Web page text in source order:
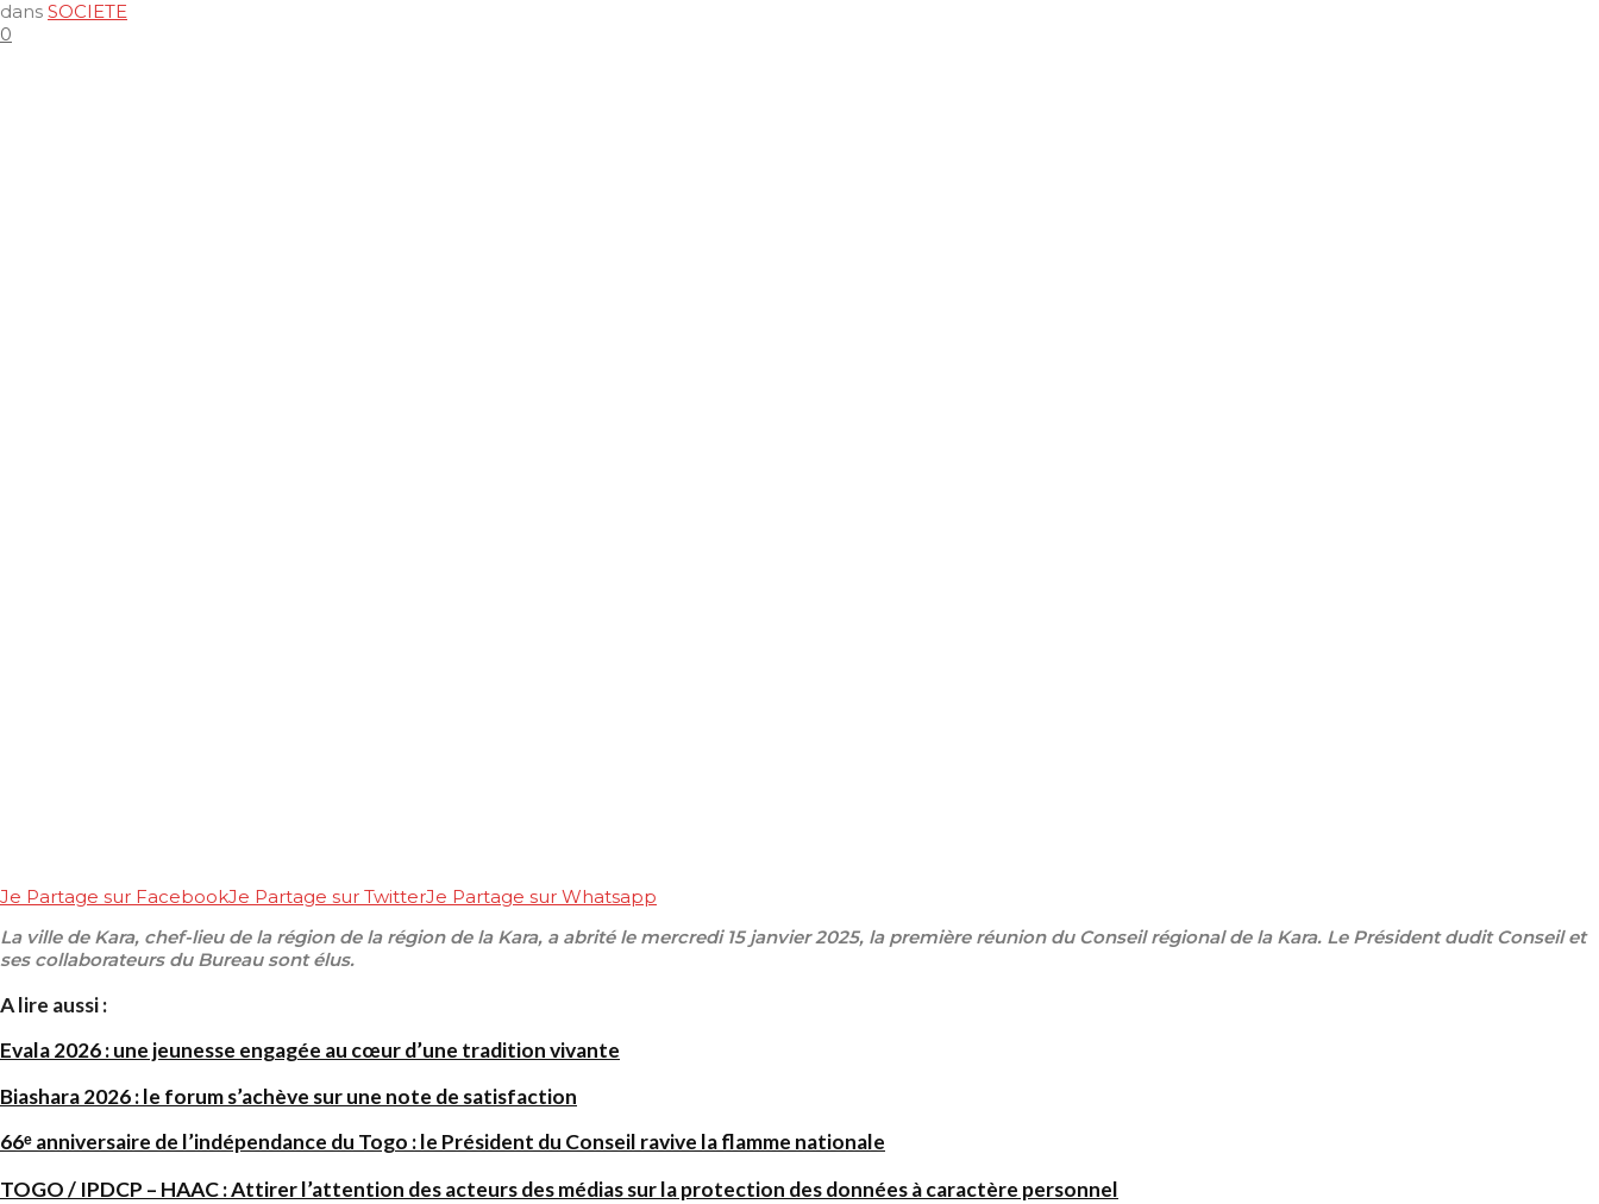
dans SOCIETE
0
Je Partage sur FacebookJe Partage sur TwitterJe Partage sur Whatsapp
La ville de Kara, chef-lieu de la région de la région de la Kara, a abrité le mercredi 15 janvier 2025, la première réunion du Conseil régional de la Kara. Le Président dudit Conseil et
ses collaborateurs du Bureau sont élus.
A lire aussi :
Evala 2026 : une jeunesse engagée au cœur d’une tradition vivante
Biashara 2026 : le forum s’achève sur une note de satisfaction
66ᵉ anniversaire de l’indépendance du Togo : le Président du Conseil ravive la flamme nationale
TOGO / IPDCP – HAAC : Attirer l’attention des acteurs des médias sur la protection des données à caractère personnel